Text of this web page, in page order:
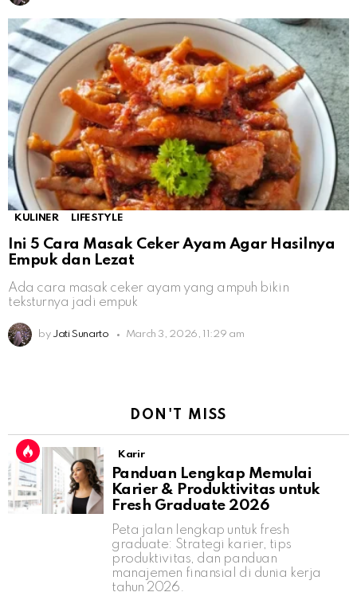
KULINER LIFESTYLE
Ini 5 Cara Masak Ceker Ayam Agar Hasilnya
Empuk dan Lezat
Ada cara masak ceker ayam yang ampuh bikin
teksturnya jadi empuk
by Jati Sunarto March 3, 2026, 11:29 am
DON'T MISS
Karir
Panduan Lengkap Memulai
Karier & Produktivitas untuk
Fresh Graduate 2026
Peta jalan lengkap untuk fresh
graduate: Strategi karier, tips
produktivitas, dan panduan
manajemen finansial di dunia kerja
tahun 2026.